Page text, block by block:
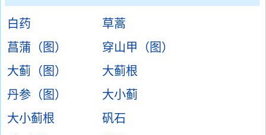
白药
草蒿
菖蒲（图）
穿山甲（图）
大蓟（图）
大蓟根
丹参（图）
大小蓟
大小蓟根
矾石